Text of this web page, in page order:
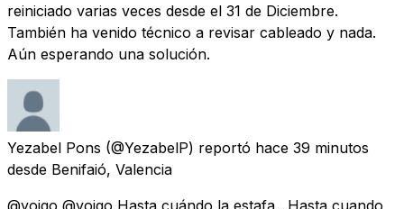
reiniciado varias veces desde el 31 de Diciembre.
También ha venido técnico a revisar cableado y nada.
Aún esperando una solución.
Yezabel Pons (@YezabelP) reportó hace 39 minutos
desde Benifaió, Valencia
@yoigo @yoigo Hasta cuándo la estafa . Hasta cuando